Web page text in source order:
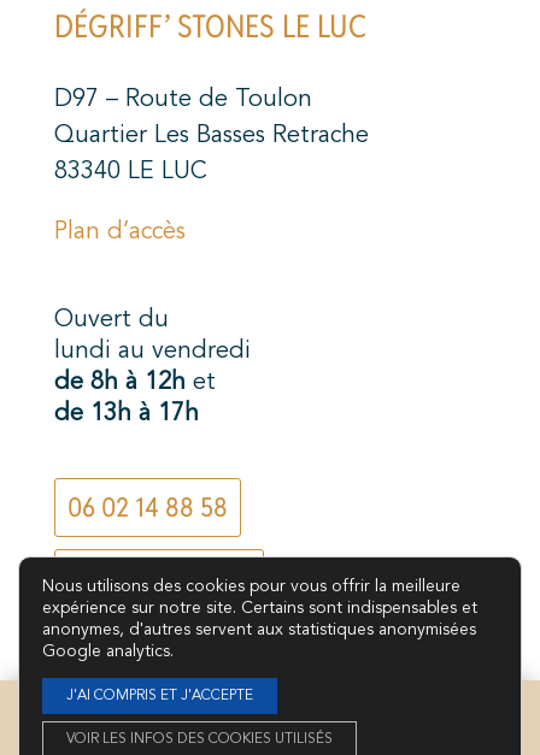
DÉGRIFF’ STONES LE LUC
D97 – Route de Toulon
Quartier Les Basses Retrache
83340 LE LUC
Plan d’accès
Ouvert du
lundi au vendredi
de 8h à 12h et
de 13h à 17h
06 02 14 88 58
CONTACT E-MAIL
Nous utilisons des cookies pour vous offrir la meilleure
expérience sur notre site. Certains sont indispensables et
anonymes, d'autres servent aux statistiques anonymisées
Google analytics.
J'AI COMPRIS ET J'ACCEPTE
VOIR LES INFOS DES COOKIES UTILISÉS